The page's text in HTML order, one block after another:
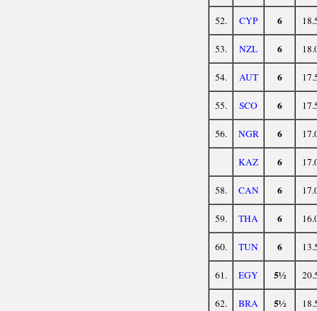
52. CYP 6
53. NZL 6
54. AUT 6
55. SCO 6
56. NGR 6
KAZ 6
58. CAN 6
59. THA 6
60. TUN 6
61. EGY 5½
62. BRA 5½